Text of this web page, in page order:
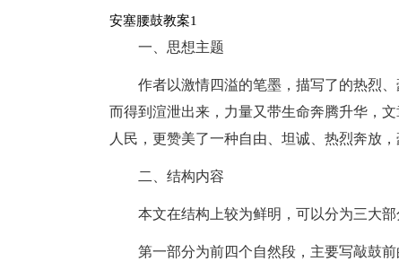
安塞腰鼓教案1
一、思想主题
作者以激情四溢的笔墨，描写了的热烈
而得到渲泄出来，力量又带生命奔腾升华，
人民，更赞美了一种自由、坦诚、热烈奔放
二、结构内容
本文在结构上较为鲜明，可以分为三大部
第一部分为前四个自然段，主要写敲鼓